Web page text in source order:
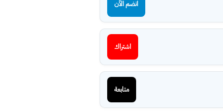
انضم الآن
اشتراك
متابعة